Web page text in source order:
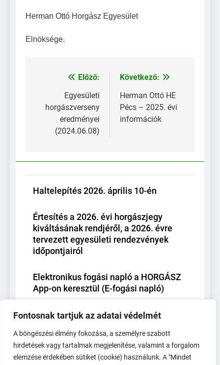
Fontosnak tartjuk az adatai védelmét
A böngészési élmény fokozása, a személyre szabott
hirdetések vagy tartalmak megjelenítése, valamint a forgalom
elemzése érdekében sütiket (cookie) használunk. A "Mindet
Herman Ottó Horgász Egyesület
Elnöksége.
Bejegyzés
navigáció
Előző:
Egyesületi
horgászverseny
eredményei
(2024.06.08)
Következő:
Herman Ottó HE
Pécs – 2025. évi
információk
Haltelepítés 2026. április 10-én
Értesítés a 2026. évi horgászjegy
kiváltásának rendjéről, a 2026. évre
tervezett egyesületi rendezvények
időpontjairól
Elektronikus fogási napló a HORGÁSZ
App-on keresztül (E-fogási napló)
Haltelepítés – 2025.11.26